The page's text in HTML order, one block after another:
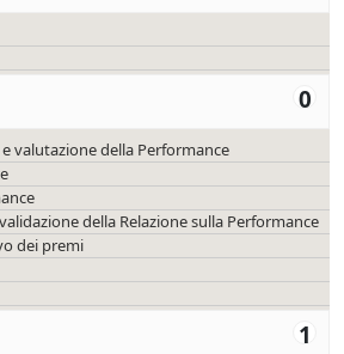
0
valutazione della Performance
della Relazione sulla Performance
dei premi
1